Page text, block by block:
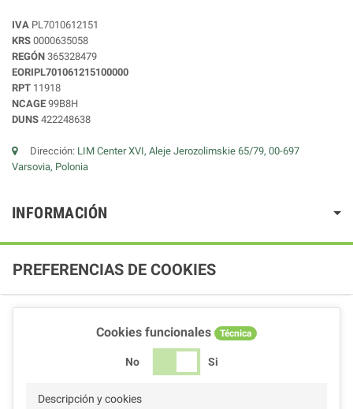
IVA PL7010612151
KRS 0000635058
REGÓN 365328479
EORIPL701061215100000
RPT 11918
NCAGE 99B8H
DUNS 422248638
Dirección: LIM Center XVI, Aleje Jerozolimskie 65/79, 00-697
Varsovia, Polonia
INFORMACIÓN
PREFERENCIAS DE COOKIES
Cookies funcionales Técnica
No Si
Descripción y cookies